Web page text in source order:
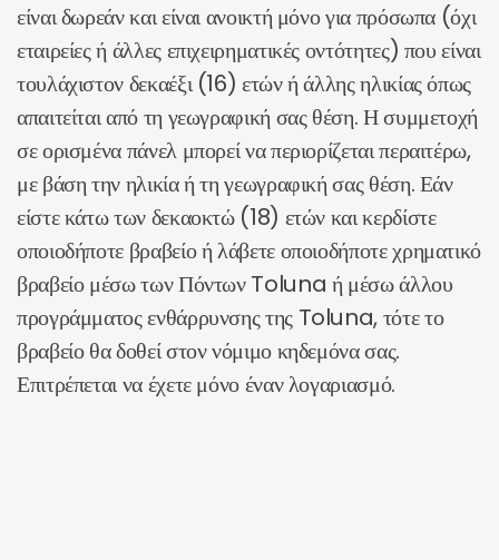
είναι δωρεάν και είναι ανοικτή μόνο για πρόσωπα (όχι
εταιρείες ή άλλες επιχειρηματικές οντότητες) που είναι
τουλάχιστον δεκαέξι (16) ετών ή άλλης ηλικίας όπως
απαιτείται από τη γεωγραφική σας θέση. Η συμμετοχή
σε ορισμένα πάνελ μπορεί να περιορίζεται περαιτέρω,
με βάση την ηλικία ή τη γεωγραφική σας θέση. Εάν
είστε κάτω των δεκαοκτώ (18) ετών και κερδίστε
οποιοδήποτε βραβείο ή λάβετε οποιοδήποτε χρηματικό
βραβείο μέσω των Πόντων Toluna ή μέσω άλλου
προγράμματος ενθάρρυνσης της Toluna, τότε το
βραβείο θα δοθεί στον νόμιμο κηδεμόνα σας.
Επιτρέπεται να έχετε μόνο έναν λογαριασμό.